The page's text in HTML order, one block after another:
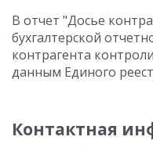
В отчет "Досье
бухгалтерской
контрагента
данным Единого
Контактная